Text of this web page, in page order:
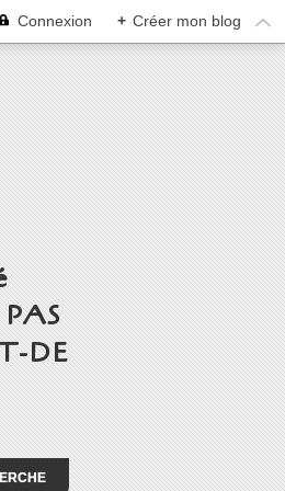
Connexion + Créer mon blog